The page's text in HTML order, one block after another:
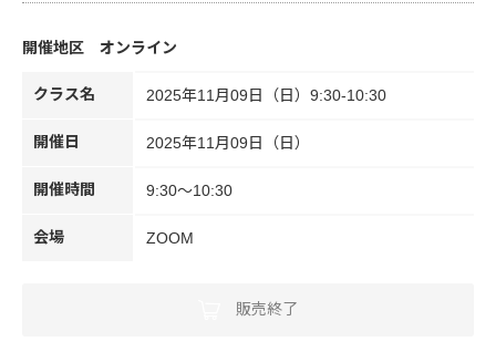
オンライン
クラス名 2025年11月09日（日）9:30-10:30
開催日 2025年11月09日（日）
開催時間 9:30～10:30
会場 ZOOM
販売終了